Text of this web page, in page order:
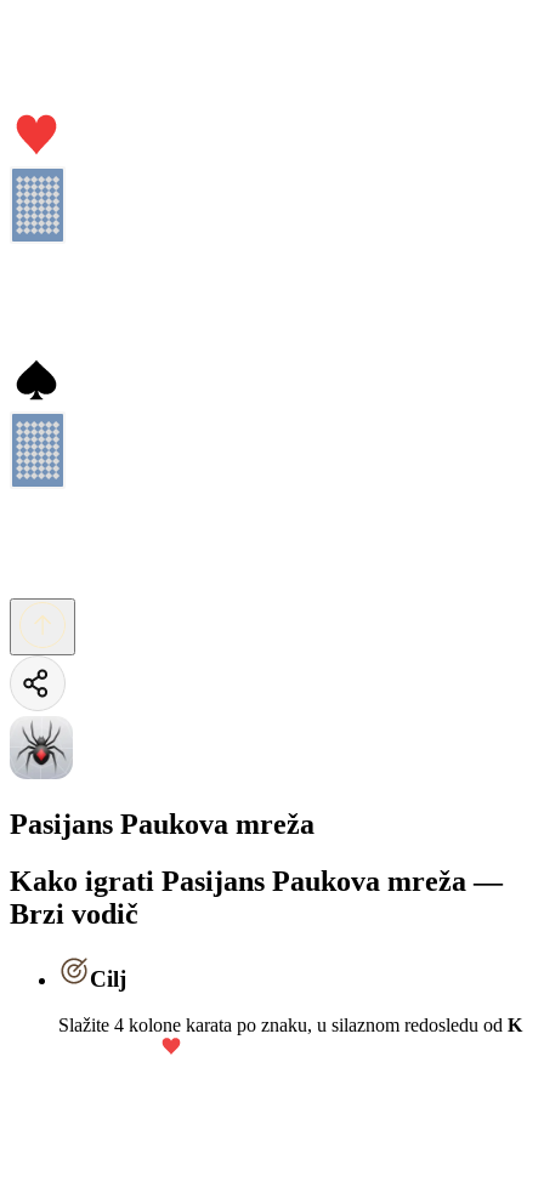
Pasijans Paukova mreža
Kako igrati Pasijans Paukova mreža —
Brzi vodič
Cilj
Slažite 4 kolone karata po znaku, u silaznom redosledu od K